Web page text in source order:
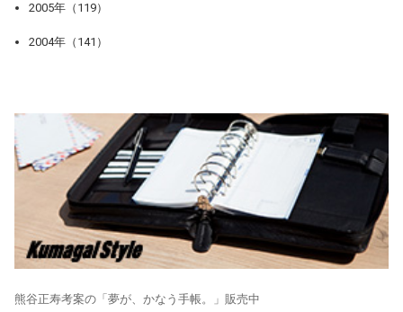
2005年（119）
2004年（141）
熊谷正寿考案の「夢が、かなう手帳。」販売中